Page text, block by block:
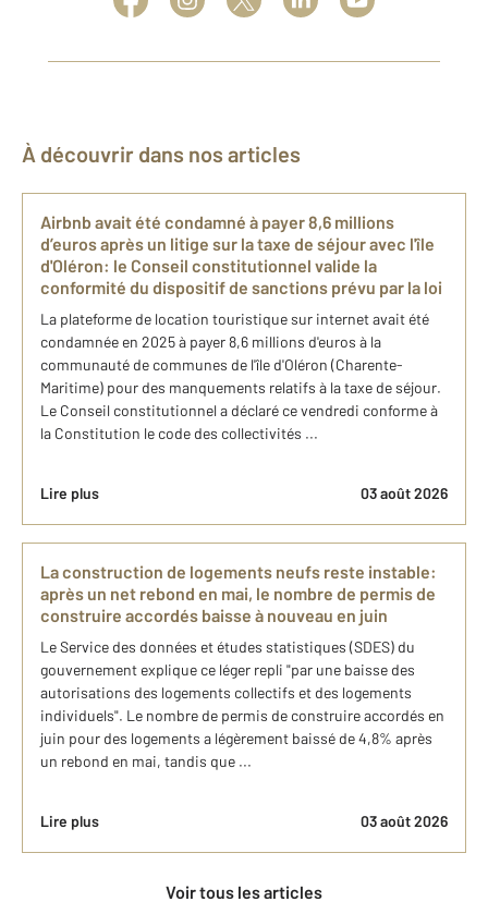
À découvrir dans nos articles
Airbnb avait été condamné à payer 8,6 millions
d’euros après un litige sur la taxe de séjour avec l'île
d'Oléron: le Conseil constitutionnel valide la
conformité du dispositif de sanctions prévu par la loi
La plateforme de location touristique sur internet avait été
condamnée en 2025 à payer 8,6 millions d'euros à la
communauté de communes de l'île d'Oléron (Charente-
Maritime) pour des manquements relatifs à la taxe de séjour.
Le Conseil constitutionnel a déclaré ce vendredi conforme à
la Constitution le code des collectivités ...
Lire plus 03 août 2026
La construction de logements neufs reste instable:
après un net rebond en mai, le nombre de permis de
construire accordés baisse à nouveau en juin
Le Service des données et études statistiques (SDES) du
gouvernement explique ce léger repli "par une baisse des
autorisations des logements collectifs et des logements
individuels". Le nombre de permis de construire accordés en
juin pour des logements a légèrement baissé de 4,8% après
un rebond en mai, tandis que ...
Lire plus 03 août 2026
Voir tous les articles